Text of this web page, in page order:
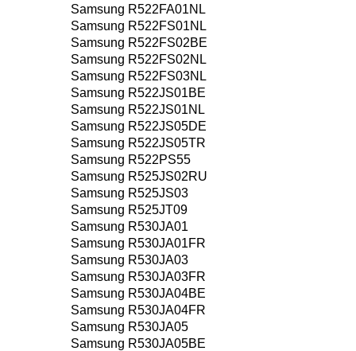
Samsung R522FA01NL
Samsung R522FS01NL
Samsung R522FS02BE
Samsung R522FS02NL
Samsung R522FS03NL
Samsung R522JS01BE
Samsung R522JS01NL
Samsung R522JS05DE
Samsung R522JS05TR
Samsung R522PS55
Samsung R525JS02RU
Samsung R525JS03
Samsung R525JT09
Samsung R530JA01
Samsung R530JA01FR
Samsung R530JA03
Samsung R530JA03FR
Samsung R530JA04BE
Samsung R530JA04FR
Samsung R530JA05
Samsung R530JA05BE